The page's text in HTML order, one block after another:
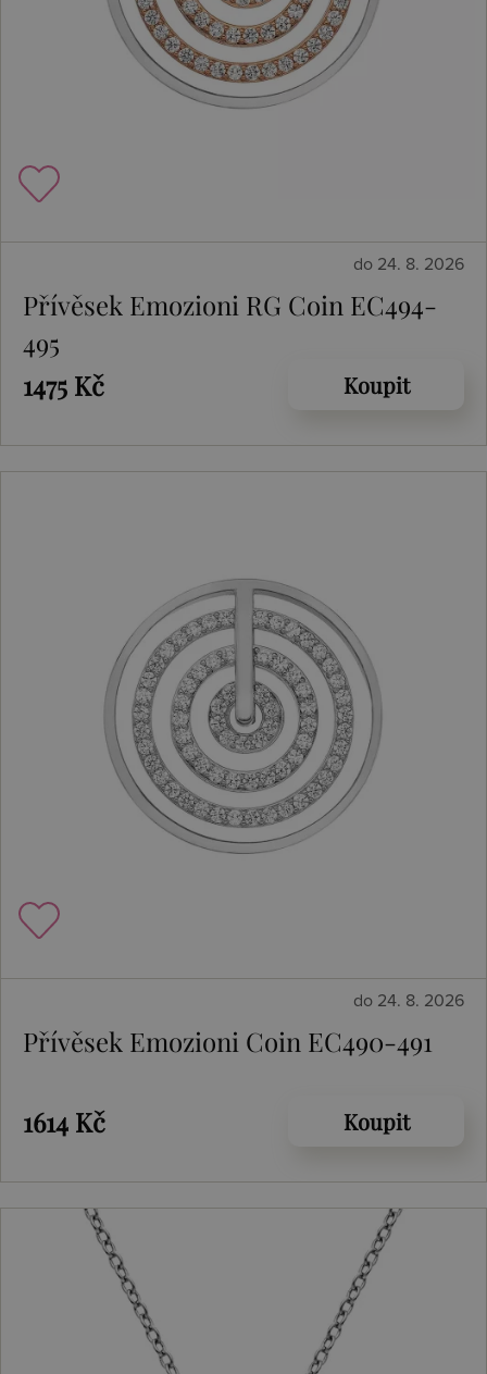
do 24. 8. 2026
Přívěsek Emozioni RG Coin EC494-
495
1475 Kč
Koupit
do 24. 8. 2026
Přívěsek Emozioni Coin EC490-491
1614 Kč Koupit